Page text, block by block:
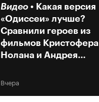
Видео
Какая версия
«Одиссеи» лучше?
Сравнили героев из
фильмов Кристофера
Нолана и Андрея
Вчера